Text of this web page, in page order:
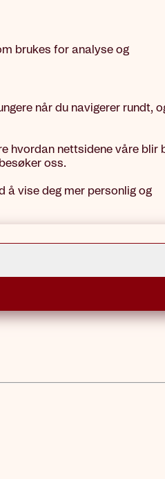
brukes for analyse og
når du navigerer rundt,
hvordan nettsidene våre blir
oss.
å vise deg mer personlig og